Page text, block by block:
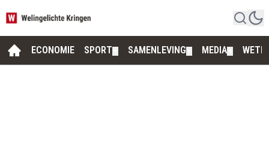
ECONOMIE SPORT SAMENLEVING MEDIA